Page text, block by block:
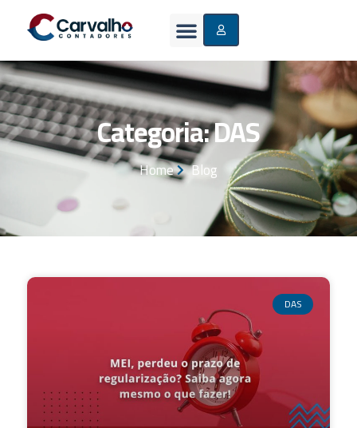
Categoria: DAS
Home Blog
DAS